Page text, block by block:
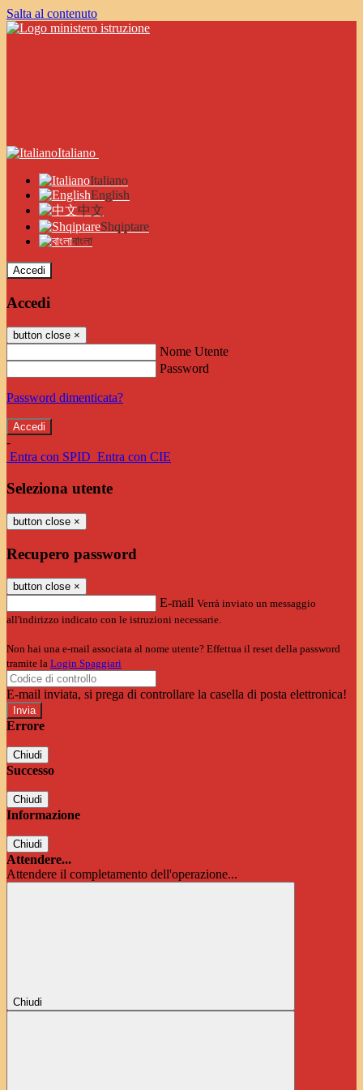
Salta al contenuto
Italiano
Italiano
English
中文
Shqiptare
বাংলা
Accedi
Accedi
button close ×
Nome Utente
Password
Password dimenticata?
-
Entra con SPID Entra con CIE
Seleziona utente
button close ×
Recupero password
button close ×
E-mail Verrà inviato un messaggio
all'indirizzo indicato con le istruzioni necessarie.
Non hai una e-mail associata al nome utente? Effettua il reset della password
tramite la Login Spaggiari
E-mail inviata, si prega di controllare la casella di posta elettronica!
Errore
Chiudi
Successo
Chiudi
Informazione
Chiudi
Attendere...
Attendere il completamento dell'operazione...
Chiudi